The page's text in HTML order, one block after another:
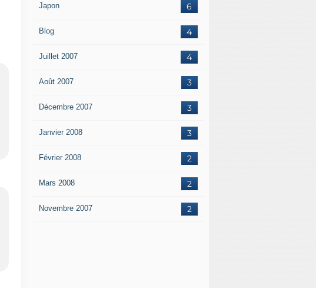
6
Japon
4
Blog
4
Juillet 2007
3
Août 2007
3
Décembre 2007
3
Janvier 2008
2
Février 2008
2
Mars 2008
2
Novembre 2007